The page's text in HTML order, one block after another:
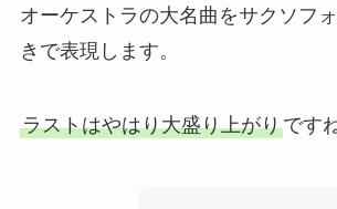
オーケストラの大名曲をサクソフ
きで表現します。
ラストはやはり大盛り上がりです